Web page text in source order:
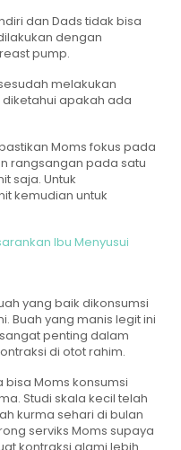
dan Dads tidak bisa
dengan
pump.
melakukan
apakah ada
Moms fokus pada
rangsangan pada satu
saja. Untuk
kemudian untuk
Ibu Menyusui
yang baik dikonsumsi
Buah yang manis legit ini
penting dalam
di otot rahim.
bisa Moms konsumsi
Studi skala kecil telah
kurma sehari di bulan
serviks Moms supaya